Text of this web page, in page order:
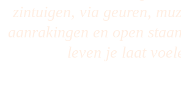
zintuigen, via geuren,
aanrakingen en open
leven je laat